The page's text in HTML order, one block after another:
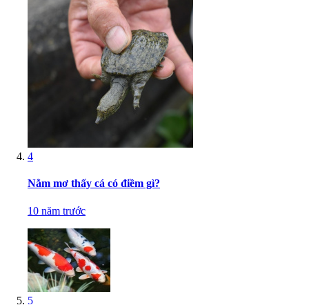
4
Nằm mơ thấy cá có điềm gì?
10 năm trước
5